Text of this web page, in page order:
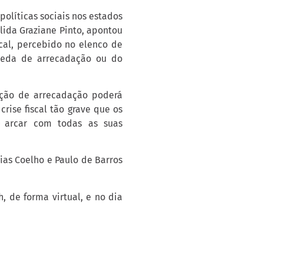
sociais nos estados
Graziane Pinto, apontou
percebido no elenco de
de arrecadação ou do
de arrecadação poderá
fiscal tão grave que os
com todas as suas
Coelho e Paulo de Barros
de forma virtual, e no dia